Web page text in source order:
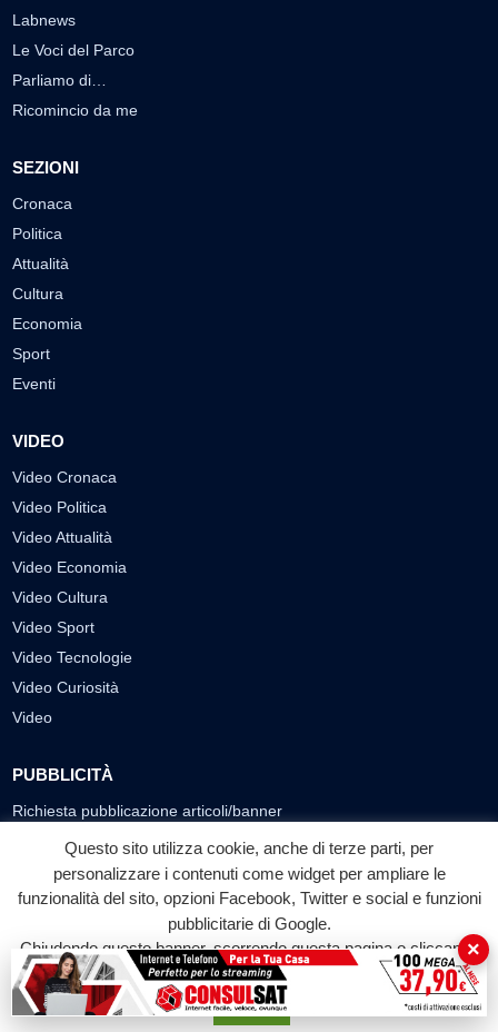
Labnews
Le Voci del Parco
Parliamo di…
Ricomincio da me
SEZIONI
Cronaca
Politica
Attualità
Cultura
Economia
Sport
Eventi
VIDEO
Video Cronaca
Video Politica
Video Attualità
Video Economia
Video Cultura
Video Sport
Video Tecnologie
Video Curiosità
Video
PUBBLICITÀ
Richiesta pubblicazione articoli/banner
SEGUICI SUI SOCIAL
f
Facebook
◎ ▶
YouTube
© 2026 LABTV - Tutti i diritti riservati
Questo sito utilizza cookie, anche di terze parti, per
personalizzare i contenuti come widget per ampliare le
funzionalità del sito, opzioni Facebook, Twitter e social e funzioni
pubblicitarie di Google.
Chiudendo questo banner, scorrendo questa pagina o cliccando
su qualunque suo elemento acconsenti all'uso dei cookie.
Accetta
×